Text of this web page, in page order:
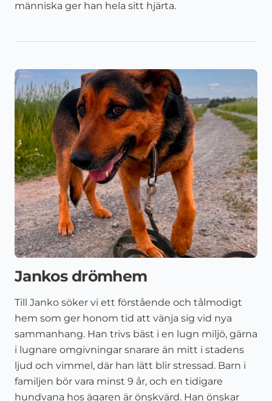
människa ger han hela sitt hjärta.
Jankos drömhem
Till Janko söker vi ett förstående och tålmodigt
hem som ger honom tid att vänja sig vid nya
sammanhang. Han trivs bäst i en lugn miljö, gärna
i lugnare omgivningar snarare än mitt i stadens
ljud och vimmel, där han lätt blir stressad. Barn i
familjen bör vara minst 9 år, och en tidigare
hundvana hos ägaren är önskvärd. Han önskar